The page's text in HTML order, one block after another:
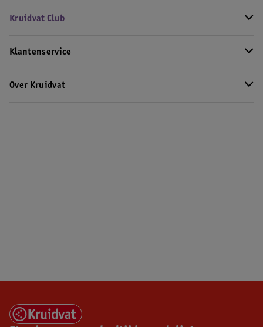
Kruidvat Club
Klantenservice
Over Kruidvat